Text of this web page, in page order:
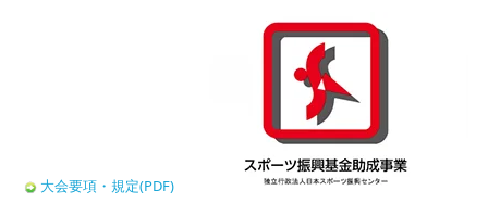
大会要項・規定(PDF)